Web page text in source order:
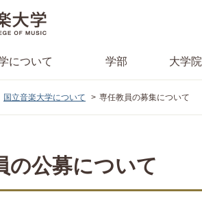
について 学部 大学院
国立音楽大学について 専任教員の募集について
の公募について